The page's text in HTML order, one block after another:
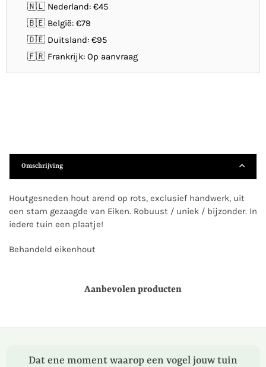
🇳🇱 Nederland: €45
🇧🇪 België: €79
🇩🇪 Duitsland: €95
🇫🇷 Frankrijk: Op aanvraag
Omschrijving
Houtgesneden hout arend op rots, exclusief handwerk, uit
een stam gezaagde van Eiken. Robuust / uniek / bijzonder. In
iedere tuin een plaatje!
Behandeld eikenhout
Aanbevolen producten
Dat ene moment waarop een vogel jouw tuin